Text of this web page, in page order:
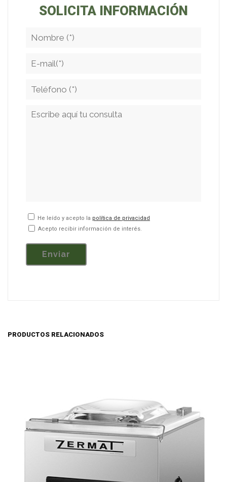
SOLICITA INFORMACIÓN
He leído y acepto la política de privacidad
Acepto recibir información de interés.
PRODUCTOS RELACIONADOS